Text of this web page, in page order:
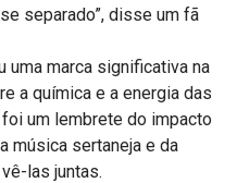
separado”, disse um fã
uma marca significativa na
a química e a energia das
um lembrete do impacto
música sertaneja e da
las juntas.